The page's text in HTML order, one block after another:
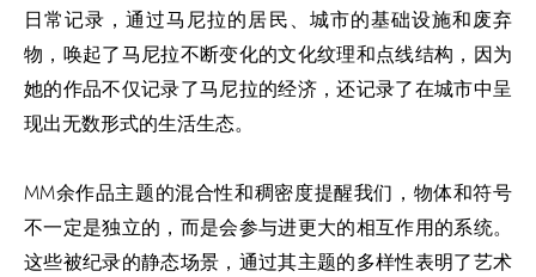
日常记录，通过马尼拉的居民、城市的基础设施和废弃
物，唤起了马尼拉不断变化的文化纹理和点线结构，因为
她的作品不仅记录了马尼拉的经济，还记录了在城市中呈
现出无数形式的生活生态。
MM余作品主题的混合性和稠密度提醒我们，物体和符号
不一定是独立的，而是会参与进更大的相互作用的系统。
这些被纪录的静态场景，通过其主题的多样性表明了艺术